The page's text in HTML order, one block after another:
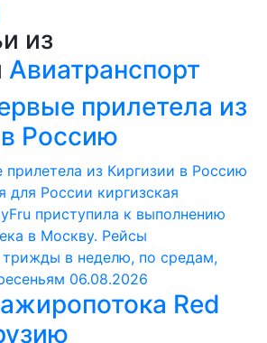
из
Авиатранспорт
прилетела из
Россию
для России киргизская
приступила к выполнению
в Москву. Рейсы
в неделю, по средам,
06.08.2026
Red